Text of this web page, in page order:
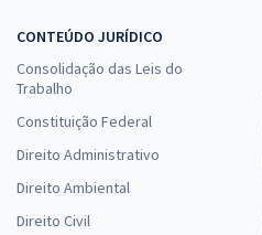
CONTEÚDO JURÍDICO
Consolidação das Leis do
Trabalho
Constituição Federal
Direito Administrativo
Direito Ambiental
Direito Civil